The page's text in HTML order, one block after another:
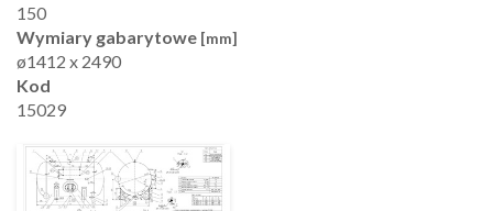
150
Wymiary gabarytowe [mm]
ø1412 x 2490
Kod
15029